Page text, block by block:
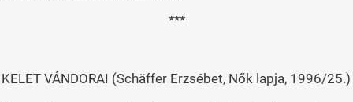
***
KELET VÁNDORAI (Schäffer Erzsébet, Nők lapja, 1996/25.)